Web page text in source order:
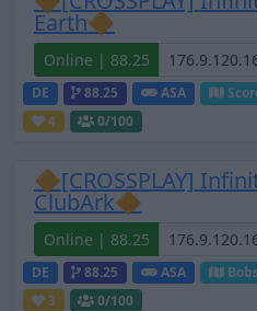
Earth🔶
Online | 88.25
DE 88.25 ASA
4
0/100
🔶[CROSSPLAY]
ClubArk🔶
Online | 88.25
DE 88.25 ASA
3
0/100